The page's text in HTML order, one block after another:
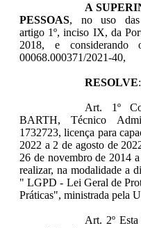
A
PESSOAS, no uso das
artigo 1º, inciso IX, da
2018, e
00068.000371/2021-40,
RESOLVE:
Art. 1º
BARTH, Técnico
1732723, licença para
2022 a 2 de agosto de
26 de novembro de 2014
realizar, na modalidade a
" LGPD - Lei Geral de
Práticas", ministrada pela
Art. 2º